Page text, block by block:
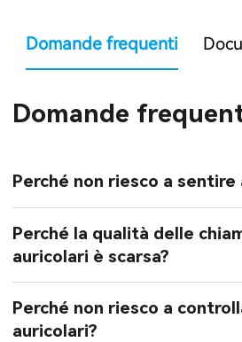
Domande frequenti
Domande
Perché non riesco a sentire
Perché la qualità delle
auricolari è scarsa?
Perché non riesco a
auricolari?